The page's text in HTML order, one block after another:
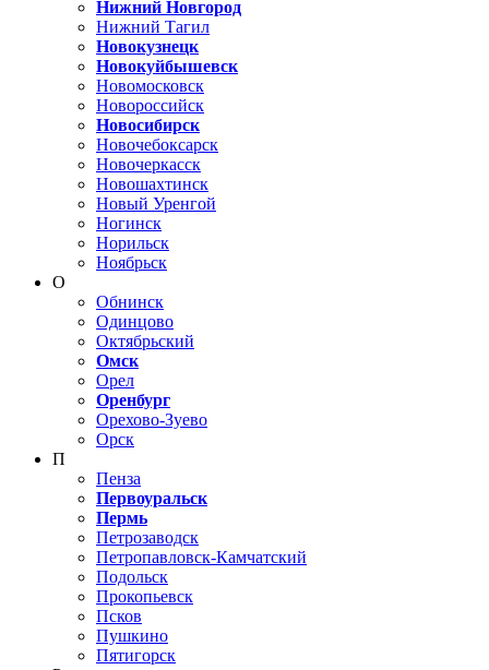
Нижний Новгород
Нижний Тагил
Новокузнецк
Новокуйбышевск
Новомосковск
Новороссийск
Новосибирск
Новочебоксарск
Новочеркасск
Новошахтинск
Новый Уренгой
Ногинск
Норильск
Ноябрьск
О
Обнинск
Одинцово
Октябрьский
Омск
Орел
Оренбург
Орехово-Зуево
Орск
П
Пенза
Первоуральск
Пермь
Петрозаводск
Петропавловск-Камчатский
Подольск
Прокопьевск
Псков
Пушкино
Пятигорск